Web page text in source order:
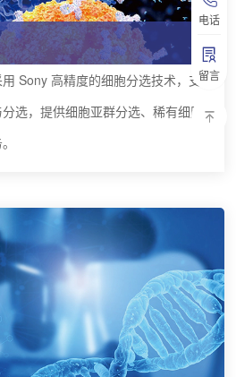
电话
留言
Sony 高精度的细胞分选技术，支
选，提供细胞亚群分选、稀有细胞